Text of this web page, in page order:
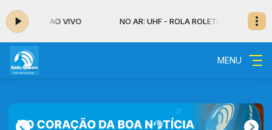
- AO VIVO NO AR: UHF - ROLA ROLETA - AO VIVO
MENU